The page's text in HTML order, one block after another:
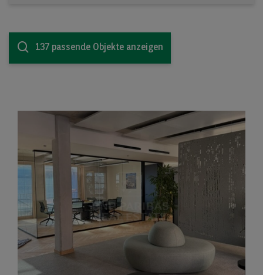
137 passende Objekte anzeigen